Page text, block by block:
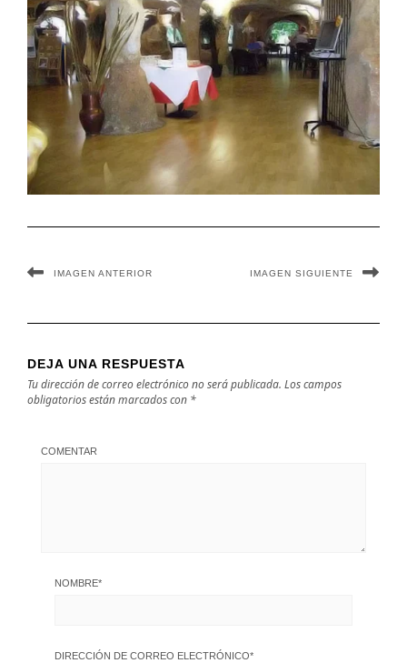
IMAGEN ANTERIOR IMAGEN SIGUIENTE
DEJA UNA RESPUESTA
Tu dirección de correo electrónico no será publicada. Los campos
obligatorios están marcados con *
COMENTAR
NOMBRE*
DIRECCIÓN DE CORREO ELECTRÓNICO*